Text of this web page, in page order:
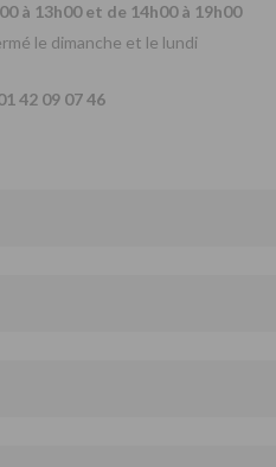
à 13h00 et de 14h00 à 19h00
le dimanche et le lundi
42 09 07 46